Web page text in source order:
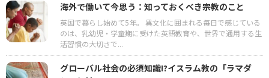
海外で働いて今思う：知っておくべき宗教のこと
英国で暮らし始めて5年。 異文化に囲まれる毎日で感じている
のは、乳幼児・学童期に受けた英語教育や、世界で通用する生
活習慣の大切さで...
グローバル社会の必須知識!?イスラム教の「ラマダ